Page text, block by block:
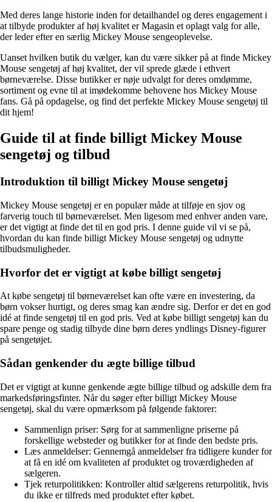
Med deres lange historie inden for detailhandel og deres engagement i
at tilbyde produkter af høj kvalitet er Magasin et oplagt valg for alle,
der leder efter en særlig Mickey Mouse sengeoplevelse.
Uanset hvilken butik du vælger, kan du være sikker på at finde Mickey
Mouse sengetøj af høj kvalitet, der vil sprede glæde i ethvert
børneværelse. Disse butikker er nøje udvalgt for deres omdømme,
sortiment og evne til at imødekomme behovene hos Mickey Mouse
fans. Gå på opdagelse, og find det perfekte Mickey Mouse sengetøj til
dit hjem!
Guide til at finde billigt Mickey Mouse
sengetøj og tilbud
Introduktion til billigt Mickey Mouse sengetøj
Mickey Mouse sengetøj er en populær måde at tilføje en sjov og
farverig touch til børneværelset. Men ligesom med enhver anden vare,
er det vigtigt at finde det til en god pris. I denne guide vil vi se på,
hvordan du kan finde billigt Mickey Mouse sengetøj og udnytte
tilbudsmuligheder.
Hvorfor det er vigtigt at købe billigt sengetøj
At købe sengetøj til børneværelset kan ofte være en investering, da
børn vokser hurtigt, og deres smag kan ændre sig. Derfor er det en god
idé at finde sengetøj til en god pris. Ved at købe billigt sengetøj kan du
spare penge og stadig tilbyde dine børn deres yndlings Disney-figurer
på sengetøjet.
Sådan genkender du ægte billige tilbud
Det er vigtigt at kunne genkende ægte billige tilbud og adskille dem fra
markedsføringsfinter. Når du søger efter billigt Mickey Mouse
sengetøj, skal du være opmærksom på følgende faktorer:
Sammenlign priser: Sørg for at sammenligne priserne på
forskellige websteder og butikker for at finde den bedste pris.
Læs anmeldelser: Gennemgå anmeldelser fra tidligere kunder for
at få en idé om kvaliteten af produktet og troværdigheden af
sælgeren.
Tjek returpolitikken: Kontroller altid sælgerens returpolitik, hvis
du ikke er tilfreds med produktet efter købet.